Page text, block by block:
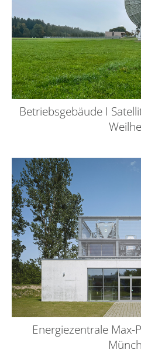
Betriebsgebäude I
Energiezentrale Max-